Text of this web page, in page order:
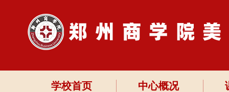
学校首页 中心概况